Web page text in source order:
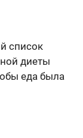
список
диеты
еда была